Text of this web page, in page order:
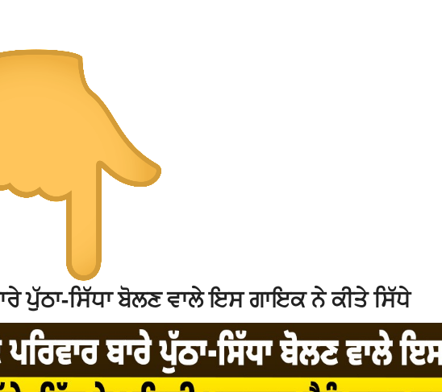
ਪੁੱਠਾ-ਸਿੱਧਾ ਬੋਲਣ ਵਾਲੇ ਇਸ ਗਾਇਕ ਨੇ ਕੀਤੇ ਸਿੱਧੇ